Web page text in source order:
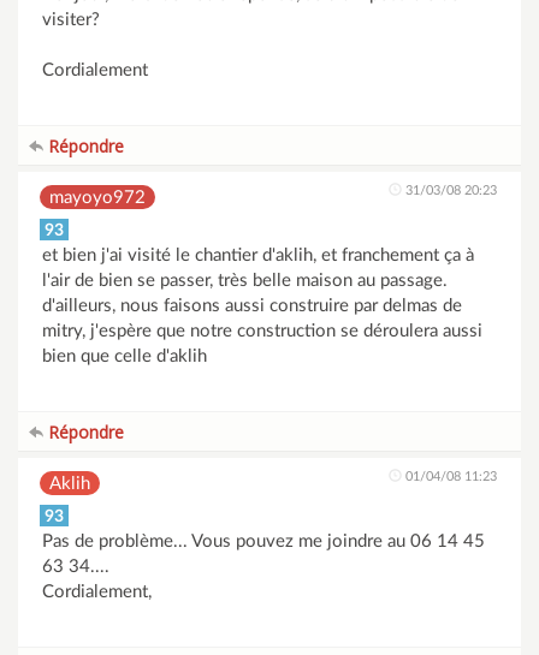
visiter?
Cordialement
Répondre
mayoyo972 31/03/08 20:23
93
et bien j'ai visité le chantier d'aklih, et franchement ça à
l'air de bien se passer, très belle maison au passage.
d'ailleurs, nous faisons aussi construire par delmas de
mitry, j'espère que notre construction se déroulera aussi
bien que celle d'aklih
Répondre
Aklih 01/04/08 11:23
93
Pas de problème... Vous pouvez me joindre au 06 14 45
63 34....
Cordialement,